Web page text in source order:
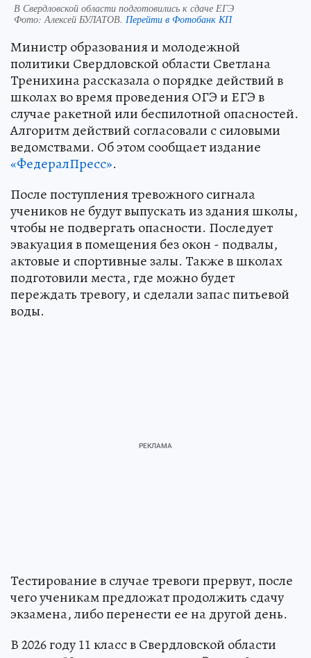
В Свердловской области подготовились к сдаче ЕГЭ
Фото:Алексей БУЛАТОВ. Перейти в Фотобанк КП
Министр образования и молодежной
политики Свердловской области Светлана
Тренихина рассказала о порядке действий в
школах во время проведения ОГЭ и ЕГЭ в
случае ракетной или беспилотной опасностей.
Алгоритм действий согласовали с силовыми
ведомствами. Об этом сообщает издание
«ФедералПресс».
После поступления тревожного сигнала
учеников не будут выпускать из здания школы,
чтобы не подвергать опасности. Последует
эвакуация в помещения без окон - подвалы,
актовые и спортивные залы. Также в школах
подготовили места, где можно будет
переждать тревогу, и сделали запас питьевой
воды.
Тестирование в случае тревоги прервут, после
чего ученикам предложат продолжить сдачу
экзамена, либо перенести ее на другой день.
В 2026 году 11 класс в Свердловской области